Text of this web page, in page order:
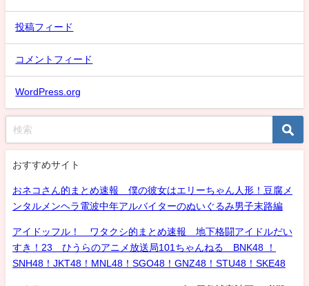
投稿フィード
コメントフィード
WordPress.org
おすすめサイト
おネコさん的まとめ速報 僕の彼女はエリーちゃん人形！豆腐メ
ンタルメンヘラ電波中年アルバイターのぬいぐるみ男子末路編
アイドッフル！ ワタクシ的まとめ速報 地下格闘アイドルだい
すき！23 ひうらのアニメ放送局101ちゃんねる BNK48 ！
SNH48！JKT48！MNL48！SGO48！GNZ48！STU48！SKE48